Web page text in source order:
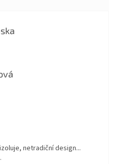
5 z 5 hvězdiček.
je 5 z 5 hvězdiček.
je 5 z 5 hvězdiček.
netradiční design...